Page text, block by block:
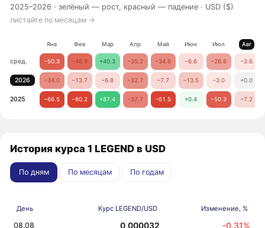
2025–2026 ·зелёный — рост, красный — падение · USD ($)
листайте по месяцам →
Янв Фев Мар Апр Май Июн Июл Авг
сред. −50.3 −46.9 +40.3 −35.2 −34.6 −6.6 −26.6 −3.6
2026 −34.0 −13.7 −6.8 −32.7 −7.7 −13.5 −3.0 +0.0
2025 −66.5 −80.2 +87.4 −37.7 −61.5 +0.4 −50.3 −7.2
История курса 1 LEGEND в USD
По дням По месяцам По годам
День Курс LEGEND/USD Изменение, %
08.08 0,000032 -0,31%